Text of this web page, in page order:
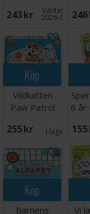
243 SEK Väntas in:
2026-08-15246
Köp
Vildkatten
Paw Patrol
255 SEK I lager:
6 år
155
Köp
Barnens
Vi